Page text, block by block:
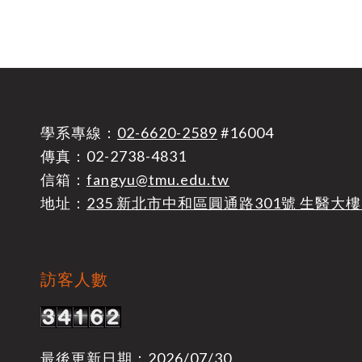
學系專線： 02-6620-2589 #16004
傳真：02-2738-4831
信箱： fangyu@tmu.edu.tw
地址： 235 新北市中和區圓通路301號 生醫大
訪客人數
最後更新日期：2026/07/30